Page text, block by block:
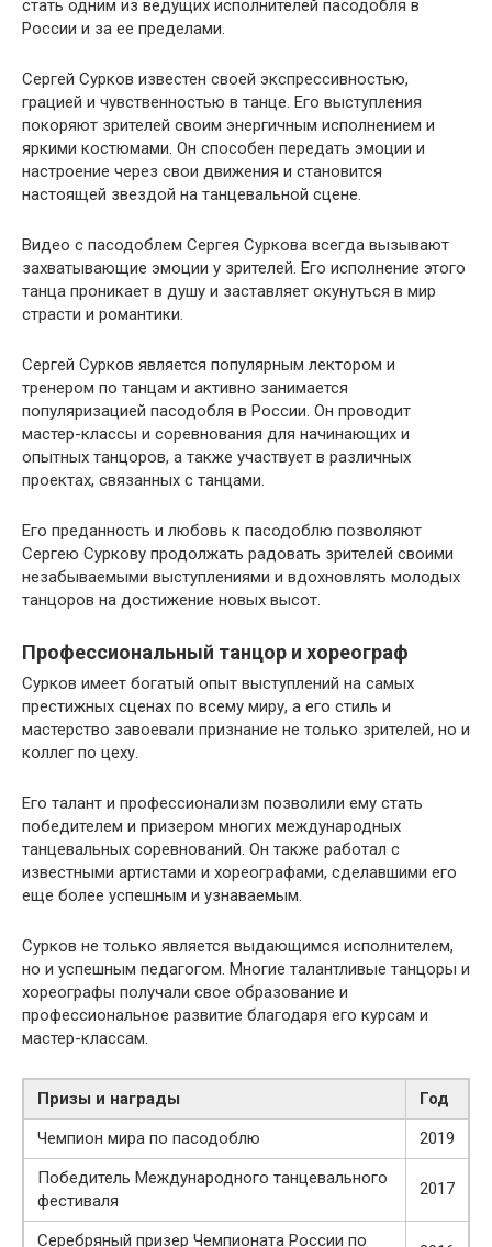
стать одним из ведущих исполнителей пасодобля в
России и за ее пределами.
Сергей Сурков известен своей экспрессивностью,
грацией и чувственностью в танце. Его выступления
покоряют зрителей своим энергичным исполнением и
яркими костюмами. Он способен передать эмоции и
настроение через свои движения и становится
настоящей звездой на танцевальной сцене.
Видео с пасодоблем Сергея Суркова всегда вызывают
захватывающие эмоции у зрителей. Его исполнение этого
танца проникает в душу и заставляет окунуться в мир
страсти и романтики.
Сергей Сурков является популярным лектором и
тренером по танцам и активно занимается
популяризацией пасодобля в России. Он проводит
мастер-классы и соревнования для начинающих и
опытных танцоров, а также участвует в различных
проектах, связанных с танцами.
Его преданность и любовь к пасодоблю позволяют
Сергею Суркову продолжать радовать зрителей своими
незабываемыми выступлениями и вдохновлять молодых
танцоров на достижение новых высот.
Профессиональный танцор и хореограф
Сурков имеет богатый опыт выступлений на самых
престижных сценах по всему миру, а его стиль и
мастерство завоевали признание не только зрителей, но и
коллег по цеху.
Его талант и профессионализм позволили ему стать
победителем и призером многих международных
танцевальных соревнований. Он также работал с
известными артистами и хореографами, сделавшими его
еще более успешным и узнаваемым.
Сурков не только является выдающимся исполнителем,
но и успешным педагогом. Многие талантливые танцоры и
хореографы получали свое образование и
профессиональное развитие благодаря его курсам и
мастер-классам.
Призы и награды
Год
Чемпион мира по пасодоблю
2019
Победитель Международного танцевального
фестиваля
2017
Серебряный призер Чемпионата России по